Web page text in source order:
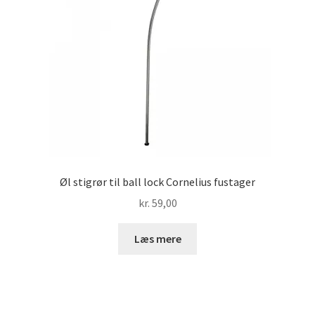
Øl stigrør til ball lock Cornelius fustager
kr. 59,00
Læs mere